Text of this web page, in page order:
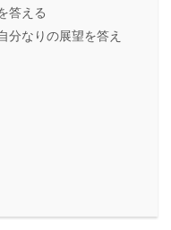
答える
分なりの展望を答え